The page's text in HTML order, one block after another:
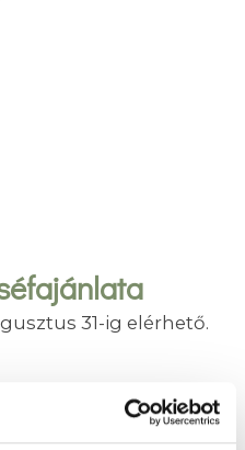
31-ig elérhető.